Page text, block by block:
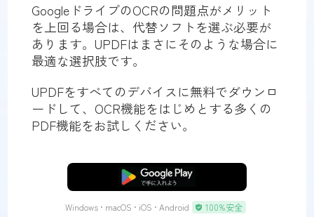
GoogleドライブのOCRの問題点がメリット
を上回る場合は、代替ソフトを選ぶ必要が
あります。UPDFはまさにそのような場合に
最適な選択肢です。
UPDFをすべてのデバイスに無料でダウンロ
ードして、OCR機能をはじめとする多くの
PDF機能をお試しください。
無料ダウンロード
Windows • macOS • iOS • Android 100%安全